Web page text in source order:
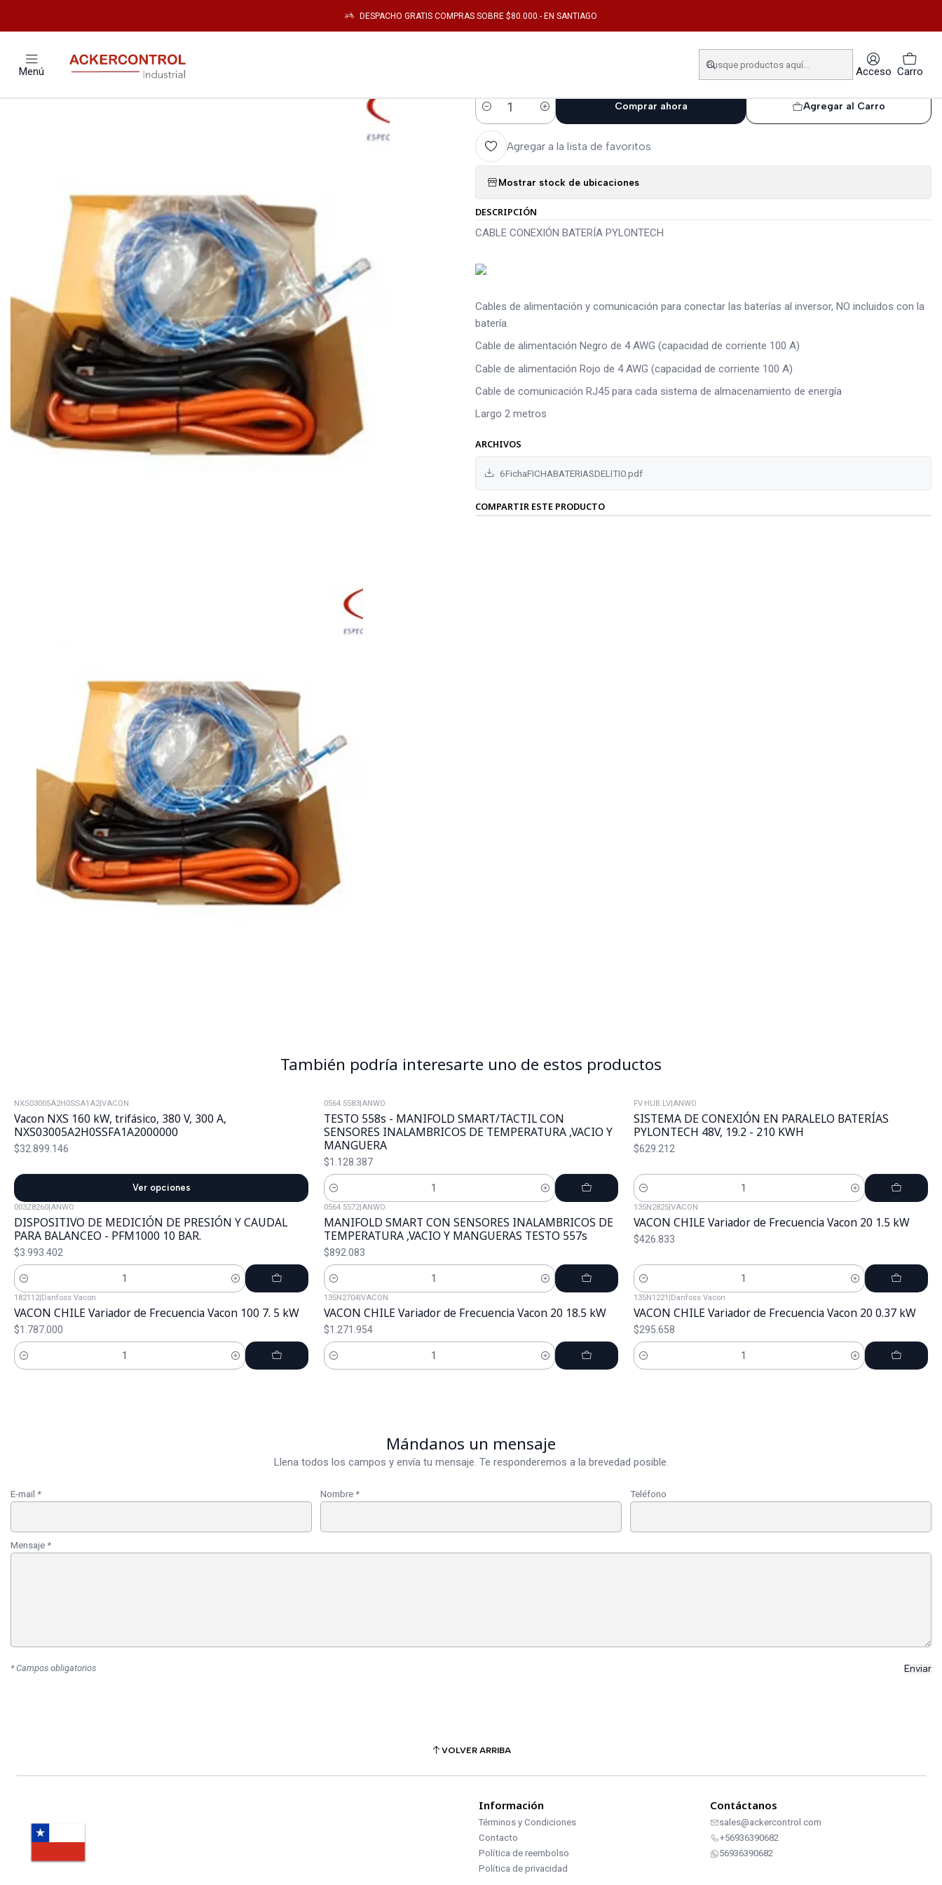
Menú Acceso Carro
DESPACHO GRATIS COMPRAS SOBRE $80.000.- EN SANTIAGO
Catálogo Energia BATERIAS CABLE CONEXIÓN BATERÍA PYLONTECH
CABLE CONEXIÓN BATERÍA PYLONTECH
Cantidad
Agregar al Carro
Comprar ahora
Agregar a la lista de favoritos
Mostrar stock de ubicaciones
DESCRIPCIÓN
CABLE CONEXIÓN BATERÍA PYLONTECH
Cables de alimentación y comunicación para conectar las baterías al inversor, NO incluidos con la
batería.
Cable de alimentación Negro de 4 AWG (capacidad de corriente 100 A)
Cable de alimentación Rojo de 4 AWG (capacidad de corriente 100 A)
Cable de comunicación RJ45 para cada sistema de almacenamiento de energía
Largo 2 metros
ARCHIVOS
6FichaFICHABATERIASDELITIO.pdf
COMPARTIR ESTE PRODUCTO
También podría interesarte uno de estos productos
NXS03005A2H0SSA1A2|VACON
Vacon NXS 160 kW, trifásico, 380 V, 300 A,
NXS03005A2H0SSFA1A2000000
$32.899.146
Ver opciones
0564.5583|ANWO
TESTO 558s - MANIFOLD SMART/TACTIL CON
SENSORES INALAMBRICOS DE TEMPERATURA ,VACIO Y
MANGUERA
$1.128.387
Cantidad
FV.HUB.LV|ANWO
SISTEMA DE CONEXIÓN EN PARALELO BATERÍAS
PYLONTECH 48V, 19.2 - 210 KWH
$629.212
Cantidad
003Z8260|ANWO
DISPOSITIVO DE MEDICIÓN DE PRESIÓN Y CAUDAL
PARA BALANCEO - PFM1000 10 BAR.
$3.993.402
Cantidad
0564.5572|ANWO
MANIFOLD SMART CON SENSORES INALAMBRICOS DE
TEMPERATURA ,VACIO Y MANGUERAS TESTO 557s
$892.083
Cantidad
135N2825|VACON
VACON CHILE Variador de Frecuencia Vacon 20 1.5 kW
$426.833
Cantidad
182112|Danfoss Vacon
VACON CHILE Variador de Frecuencia Vacon 100 7. 5 kW
$1.787.000
Cantidad
135N2704|VACON
VACON CHILE Variador de Frecuencia Vacon 20 18.5 kW
$1.271.954
Cantidad
135N1221 |Danfoss Vacon
VACON CHILE Variador de Frecuencia Vacon 20 0.37 kW
$295.658
Cantidad
Mándanos un mensaje
Llena todos los campos y envía tu mensaje. Te responderemos a la brevedad posible.
E-mail * Nombre * Teléfono
Mensaje *
* Campos obligatorios
VOLVER ARRIBA
Información
Términos y Condiciones
Contacto
Política de reembolso
Política de privacidad
Contáctanos
sales@ackercontrol.com
+56936390682
56936390682